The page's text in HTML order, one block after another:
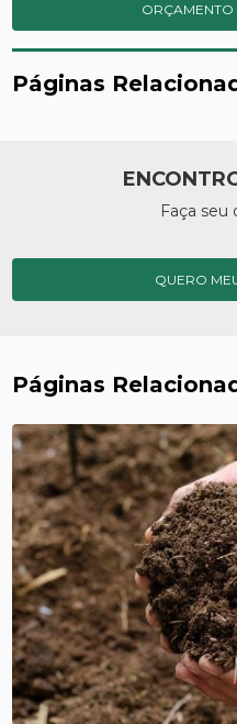
ORÇAMENTO
Páginas
Faça
QUERO
Páginas